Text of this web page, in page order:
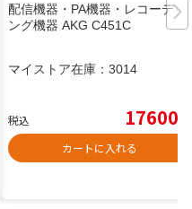
配信機器・PA機器・レコーディ
ング機器 AKG C451C
マイストア在庫： 3014
税込 17600
カートに入れる